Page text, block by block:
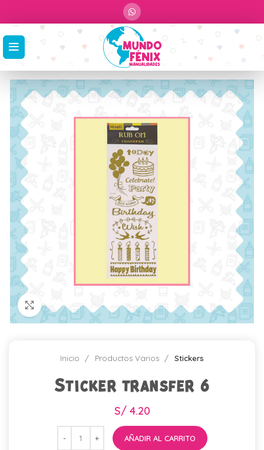
Click para agrandar
Inicio Productos Varios Stickers
Sticker transfer 6
S/4.20
AÑADIR AL CARRITO